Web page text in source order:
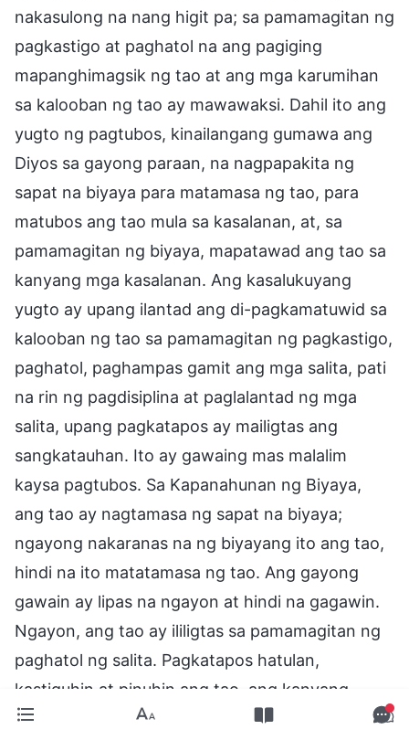
nakasulong na nang higit pa; sa pamamagitan ng
pagkastigo at paghatol na ang pagiging
mapanghimagsik ng tao at ang mga karumihan
sa kalooban ng tao ay mawawaksi. Dahil ito ang
yugto ng pagtubos, kinailangang gumawa ang
Diyos sa gayong paraan, na nagpapakita ng
sapat na biyaya para matamasa ng tao, para
matubos ang tao mula sa kasalanan, at, sa
pamamagitan ng biyaya, mapatawad ang tao sa
kanyang mga kasalanan. Ang kasalukuyang
yugto ay upang ilantad ang di-pagkamatuwid sa
kalooban ng tao sa pamamagitan ng pagkastigo,
paghatol, paghampas gamit ang mga salita, pati
na rin ng pagdisiplina at paglalantad ng mga
salita, upang pagkatapos ay mailigtas ang
sangkatauhan. Ito ay gawaing mas malalim
kaysa pagtubos. Sa Kapanahunan ng Biyaya,
ang tao ay nagtamasa ng sapat na biyaya;
ngayong nakaranas na ng biyayang ito ang tao,
hindi na ito matatamasa ng tao. Ang gayong
gawain ay lipas na ngayon at hindi na gagawin.
Ngayon, ang tao ay ililigtas sa pamamagitan ng
paghatol ng salita. Pagkatapos hatulan,
kastiguhin at pinuhin ang tao, ang kanyang
disposisyon ay nababago. Hindi ba’t ito ay dahil